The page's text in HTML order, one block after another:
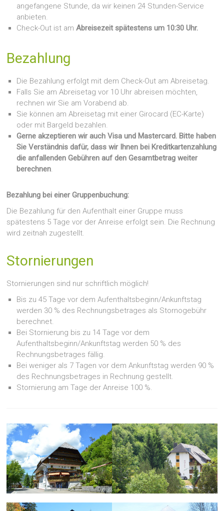
angefangene Stunde, da wir keinen 24 Stunden-Service
anbieten.
Check-Out ist amAbreisezeit spätestens um 10:30 Uhr.
Bezahlung
Die Bezahlung erfolgt mit dem Check-Out am Abreisetag.
Falls Sie am Abreisetag vor 10 Uhr abreisen möchten,
rechnen wir Sie am Vorabend ab.
Sie können am Abreisetag mit einer Girocard (EC-Karte)
oder mit Bargeld bezahlen.
Gerne akzeptieren wir auch Visa und Mastercard. Bitte haben
Sie Verständnis dafür, dass wir Ihnen bei Kreditkartenzahlung
die anfallenden Gebühren auf den Gesamtbetrag weiter
berechnen.
Bezahlung bei einer Gruppenbuchung:
Die Bezahlung für den Aufenthalt einer Gruppe muss
spätestens 5 Tage vor der Anreise erfolgt sein. Die Rechnung
wird zeitnah zugestellt.
Stornierungen
Stornierungen sind nur schriftlich möglich!
Bis zu 45 Tage vor dem Aufenthaltsbeginn/Ankunftstag
werden 30 % des Rechnungsbetrages als Stornogebühr
berechnet.
Bei Stornierung bis zu 14 Tage vor dem
Aufenthaltsbeginn/Ankunftstag werden 50 % des
Rechnungsbetrages fällig.
Bei weniger als 7 Tagen vor dem Ankunftstag werden 90 %
des Rechnungsbetrages in Rechnung gestellt.
Stornierung am Tage der Anreise 100 %.